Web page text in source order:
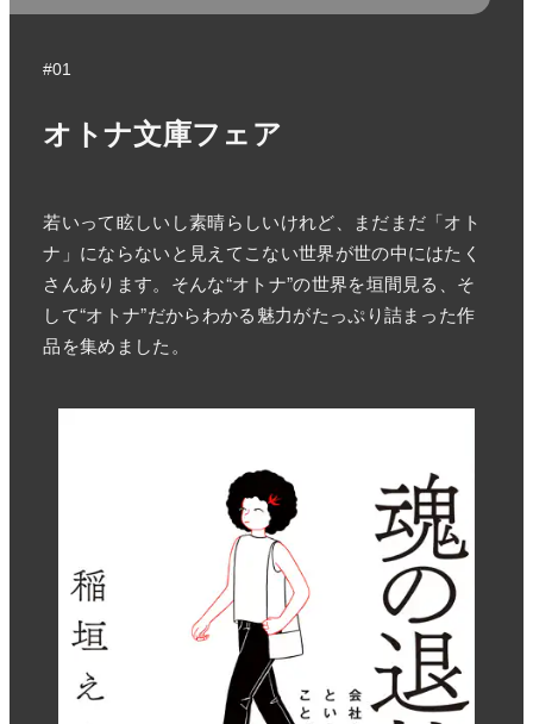
#01
オトナ文庫フェア
若いって眩しいし素晴らしいけれど、まだまだ「オト
ナ」にならないと見えてこない世界が世の中にはたく
さんあります。そんな“オトナ”の世界を垣間見る、そ
して“オトナ”だからわかる魅力がたっぷり詰まった作
品を集めました。